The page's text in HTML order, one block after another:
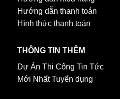
Hướng dẫn thanh toán
Hình thức thanh toán
THÔNG TIN THÊM
Dự Án Thi Công Tin Tức
Mới Nhất Tuyển dụng